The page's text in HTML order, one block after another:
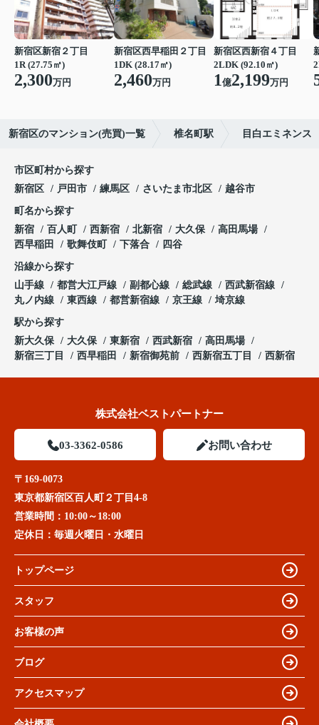
新宿区新宿２丁目
1R (27.75㎡)
2,300万円
新宿区西早稲田２丁目
1DK (28.17㎡)
2,460万円
新宿区西新宿４丁目
2LDK (92.10㎡)
1億2,199万円
新宿区のマンション(売買)一覧 椎名町駅 目白エミネンス
市区町村から探す
新宿区
戸田市 練馬区 さいたま市北区 越谷市
町名から探す
新宿
百人町 西新宿 北新宿 大久保
高田馬場
西早稲田
歌舞伎町 下落合 四谷
沿線から探す
山手線
都営大江戸線 副都心線 総武線
西武新宿線
丸ノ内線
東西線 都営新宿線 京王線 埼京線
駅から探す
新大久保
大久保 東新宿 西武新宿
高田馬場
新宿三丁目
西早稲田 新宿御苑前 西新宿五丁目 西新宿
株式会社ベストパートナー
03-3362-0586 お問い合わせ
〒169-0073
東京都新宿区百人町２丁目4-8
営業時間： 10:00～18:00
定休日： 毎週火曜日・水曜日
トップページ
スタッフ
お客様の声
ブログ
アクセスマップ